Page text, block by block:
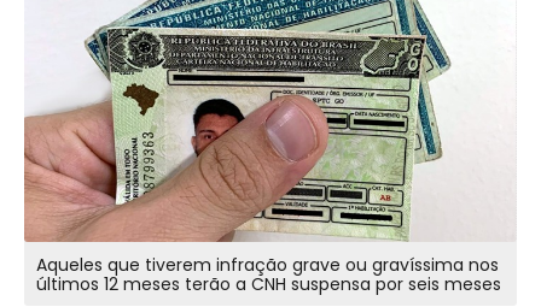
Aqueles que tiverem infração grave ou gravíssima nos
últimos 12 meses terão a CNH suspensa por seis meses